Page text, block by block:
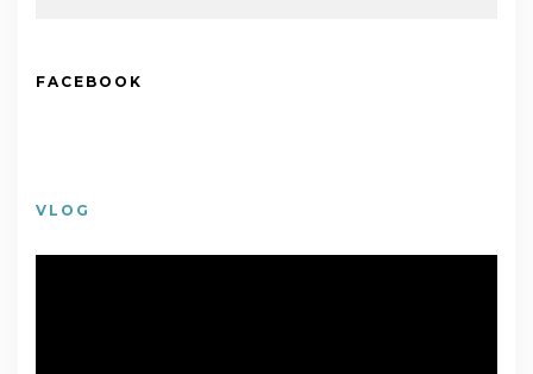
FACEBOOK
VLOG